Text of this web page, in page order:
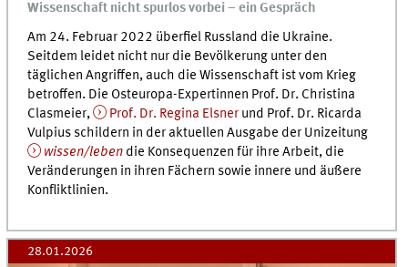
Wissenschaft nicht spurlos vorbei – ein Gespräch
Am 24. Februar 2022 überfiel Russland die Ukraine.
Seitdem leidet nicht nur die Bevölkerung unter den
täglichen Angriffen, auch die Wissenschaft ist vom Krieg
betroffen. Die Osteuropa-Expertinnen Prof. Dr. Christina
Clasmeier,
Prof. Dr. Regina Elsner und Prof. Dr. Ricarda
Vulpius schildern in der aktuellen Ausgabe der Unizeitung
wissen/leben die Konsequenzen für ihre Arbeit, die
Veränderungen in ihren Fächern sowie innere und äußere
Konfliktlinien.
28.01.2026